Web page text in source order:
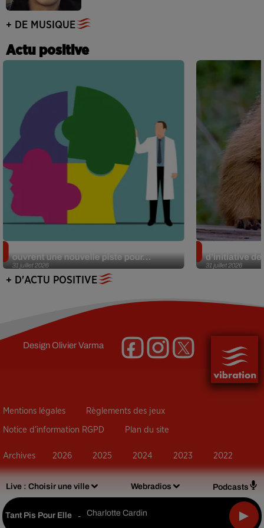
Live : Choisir une ville Webradios Podcasts
Tant Pis Pour Elle - Charlotte Cardin
+ DE MUSIQUE
Actu positive
31 juillet 2026
ouvrent une nouvelle piste pour...
31 juillet 2026
d’initiative
+ D'ACTU POSITIVE
DesignOlivier Varma
Mentions légales Règlements des jeux
Notice d’information RGPD Plan du site
Archives 2026 2025 2024 2023 2022